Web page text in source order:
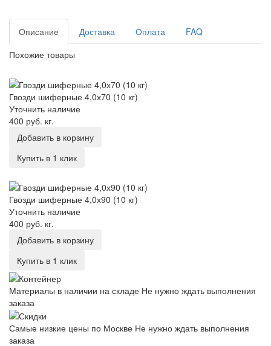
Описание Доставка Оплата
FAQ
Похожие товары
Гвозди шиферные 4,0х70 (10 кг)
Уточнить наличие
400 руб. кг.
Добавить в корзину
Купить в 1 клик
Гвозди шиферные 4,0х90 (10 кг)
Уточнить наличие
400 руб. кг.
Добавить в корзину
Купить в 1 клик
Материалы в наличии на складе Не нужно ждать выполнения
заказа
Самые низкие цены по Москве Не нужно ждать выполнения
заказа